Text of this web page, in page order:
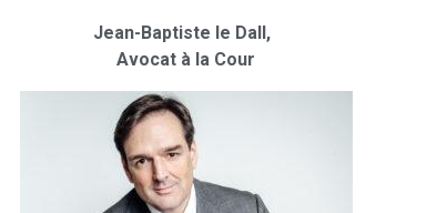
Jean-Baptiste le Dall,
Avocat à la Cour